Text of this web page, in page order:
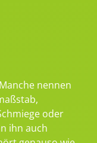
nennen
oder
ihn auch